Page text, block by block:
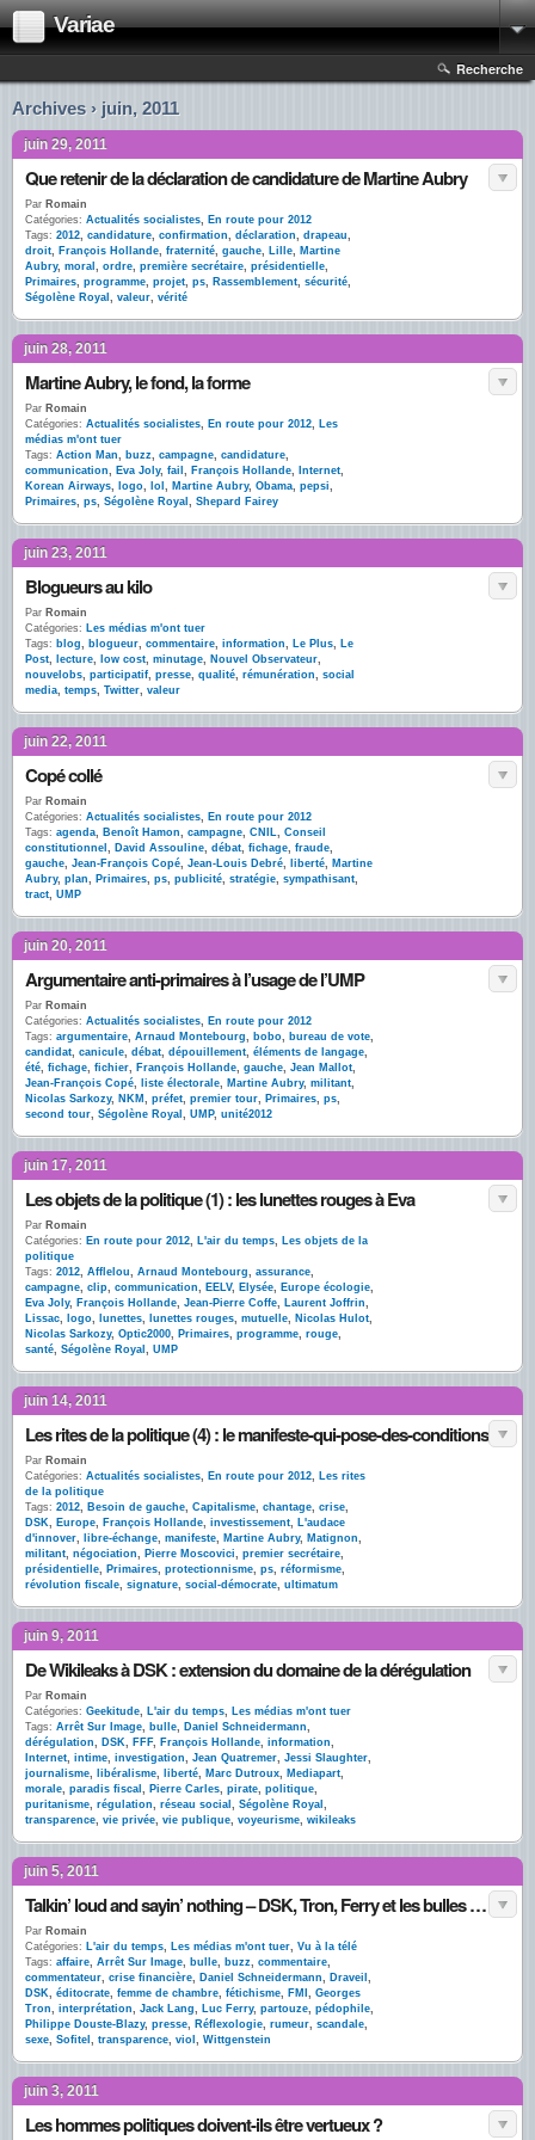
Variae
Recherche
Archives › juin, 2011
juin 29, 2011
Que retenir de la déclaration de candidature de Martine Aubry
Par Romain
Catégories: Actualités socialistes, En route pour 2012
Tags: 2012, candidature, confirmation, déclaration, drapeau,
droit, François Hollande, fraternité, gauche, Lille, Martine
Aubry, moral , ordre, première secrétaire, présidentielle,
Primaires, programme, projet, ps, Rassemblement, sécurité,
Ségolène Royal , valeur, vérité
juin 28, 2011
Martine Aubry, le fond, la forme
Par Romain
Catégories: Actualités socialistes, En route pour 2012, Les
médias m'ont tuer
Tags: Action Man, buzz, campagne, candidature,
communication, Eva Joly, fail , François Hollande, Internet,
Korean Airways, logo, lol , Martine Aubry, Obama, pepsi,
Primaires, ps, Ségolène Royal , Shepard Fairey
juin 23, 2011
Blogueurs au kilo
Par Romain
Catégories: Les médias m'ont tuer
Tags: blog, blogueur, commentaire, information, Le Plus, Le
Post, lecture, low cost, minutage, Nouvel Observateur,
nouvelobs, participatif, presse, qualité, rémunération, social
media, temps, Twitter, valeur
juin 22, 2011
Copé collé
Par Romain
Catégories: Actualités socialistes, En route pour 2012
Tags: agenda, Benoît Hamon, campagne, CNIL, Conseil
constitutionnel , David Assouline, débat, fichage, fraude,
gauche, Jean-François Copé, Jean-Louis Debré, liberté, Martine
Aubry, plan, Primaires, ps, publicité, stratégie, sympathisant,
tract, UMP
juin 20, 2011
Argumentaire anti-primaires à l’usage de l’UMP
Par Romain
Catégories: Actualités socialistes, En route pour 2012
Tags: argumentaire, Arnaud Montebourg, bobo, bureau de vote,
candidat, canicule, débat, dépouillement, éléments de langage,
été, fichage, fichier, François Hollande, gauche, Jean Mallot,
Jean-François Copé, liste électorale, Martine Aubry, militant,
Nicolas Sarkozy, NKM , préfet, premier tour, Primaires, ps,
second tour, Ségolène Royal , UMP, unité2012
juin 17, 2011
Les objets de la politique (1) : les lunettes rouges à Eva
Par Romain
Catégories: En route pour 2012, L'air du temps, Les objets de la
politique
Tags: 2012, Afflelou, Arnaud Montebourg, assurance,
campagne, clip, communication, EELV, Elysée, Europe écologie,
Eva Joly, François Hollande, Jean-Pierre Coffe, Laurent Joffrin,
Lissac, logo, lunettes, lunettes rouges, mutuelle, Nicolas Hulot,
Nicolas Sarkozy, Optic2000, Primaires, programme, rouge,
santé, Ségolène Royal , UMP
juin 14, 2011
Les rites de la politique (4) : le manifeste-qui-pose-des-conditions
Par Romain
Catégories: Actualités socialistes, En route pour 2012, Les rites
de la politique
Tags: 2012, Besoin de gauche, Capitalisme, chantage, crise,
DSK, Europe, François Hollande, investissement, L'audace
d'innover, libre-échange, manifeste, Martine Aubry, Matignon,
militant, négociation, Pierre Moscovici, premier secrétaire,
présidentielle, Primaires, protectionnisme, ps, réformisme,
révolution fiscale, signature, social-démocrate, ultimatum
juin 9, 2011
De Wikileaks à DSK : extension du domaine de la dérégulation
Par Romain
Catégories: Geekitude, L'air du temps, Les médias m'ont tuer
Tags: Arrêt Sur Image, bulle, Daniel Schneidermann,
dérégulation, DSK, FFF, François Hollande, information,
Internet, intime, investigation, Jean Quatremer, Jessi Slaughter,
journalisme, libéralisme, liberté, Marc Dutroux, Mediapart,
morale, paradis fiscal , Pierre Carles, pirate, politique,
puritanisme, régulation, réseau social , Ségolène Royal ,
transparence, vie privée, vie publique, voyeurisme, wikileaks
juin 5, 2011
Talkin’ loud and sayin’ nothing – DSK, Tron, Ferry et les bulles de commentaires
Par Romain
Catégories: L'air du temps, Les médias m'ont tuer, Vu à la télé
Tags: affaire, Arrêt Sur Image, bulle, buzz, commentaire,
commentateur, crise financière, Daniel Schneidermann, Draveil ,
DSK, éditocrate, femme de chambre, fétichisme, FMI , Georges
Tron, interprétation, Jack Lang, Luc Ferry, partouze, pédophile,
Philippe Douste-Blazy, presse, Réflexologie, rumeur, scandale,
sexe, Sofitel , transparence, viol , Wittgenstein
juin 3, 2011
Les hommes politiques doivent-ils être vertueux ?